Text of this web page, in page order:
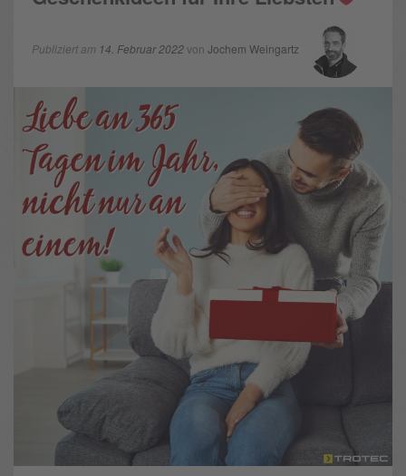
Publiziert am 14. Februar 2022von Jochem Weingartz